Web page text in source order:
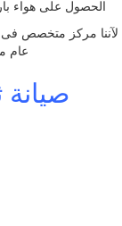
الحصول على هواء
عام